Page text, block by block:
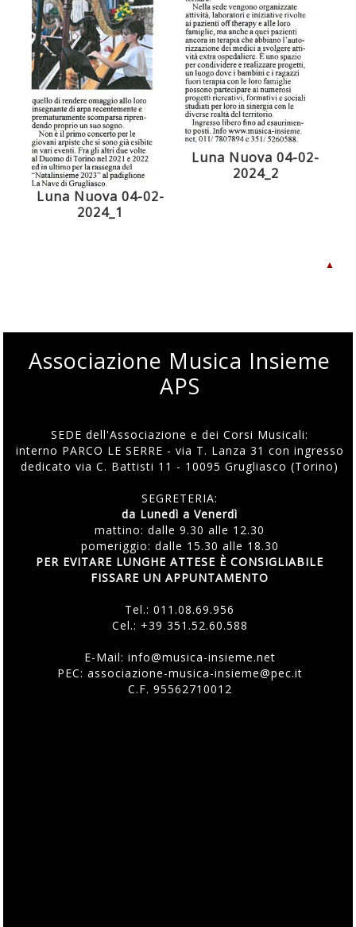
Luna Nuova 04-02-
2024_1
Luna Nuova 04-02-
2024_2
▲
Associazione Musica Insieme
APS
SEDE dell'Associazione e dei Corsi Musicali:
interno PARCO LE SERRE - via T. Lanza 31 con ingresso
dedicato via C. Battisti 11 - 10095 Grugliasco (Torino)
SEGRETERIA:
da Lunedì a Venerdì
mattino: dalle 9.30 alle 12.30
pomeriggio: dalle 15.30 alle 18.30
PER EVITARE LUNGHE ATTESE È CONSIGLIABILE
FISSARE UN APPUNTAMENTO
Tel.:011.08.69.956
Cel.: +39 351.52.60.588
E-Mail: info@musica-insieme.net
PEC: associazione-musica-insieme@pec.it
C.F. 95562710012